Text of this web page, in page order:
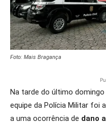
Foto: Mais Bragança
Na tarde do último
equipe da Polícia Militar foi
a uma ocorrência de dano